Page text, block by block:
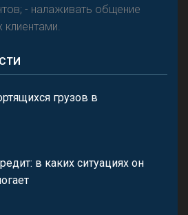
- налаживать общение
грузов в
в каких ситуациях он